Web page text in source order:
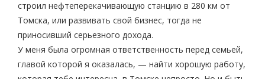
строил нефтеперекачивающую станцию в 280 км от
Томска, или развивать свой бизнес, тогда не
приносивший серьезного дохода.
У меня была огромная ответственность перед семьей,
главой которой я оказалась, — найти хорошую работу,